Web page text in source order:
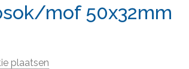
mof 50x32mm
plaatsen